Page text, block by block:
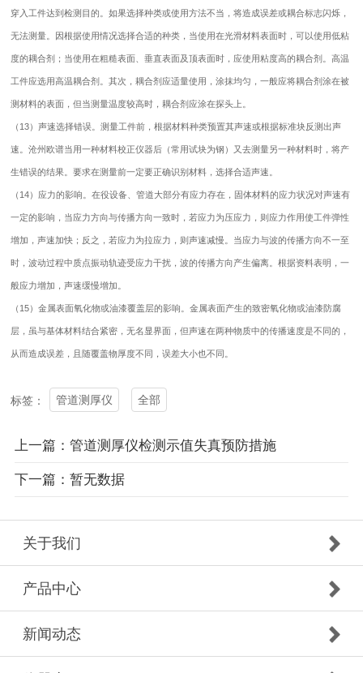
穿入工件达到检测目的。如果选择种类或使用方法不当，将造成误差或耦合标志闪烁，
无法测量。因根据使用情况选择合适的种类，当使用在光滑材料表面时，可以使用低粘
度的耦合剂；当使用在粗糙表面、垂直表面及顶表面时，应使用粘度高的耦合剂。高温
工件应选用高温耦合剂。其次，耦合剂应适量使用，涂抹均匀，一般应将耦合剂涂在被
测材料的表面，但当测量温度较高时，耦合剂应涂在探头上。
（13）声速选择错误。测量工件前，根据材料种类预置其声速或根据标准块反测出声
速。沧州欧谱当用一种材料校正仪器后（常用试块为钢）又去测量另一种材料时，将产
生错误的结果。要求在测量前一定要正确识别材料，选择合适声速。
（14）应力的影响。在役设备、管道大部分有应力存在，固体材料的应力状况对声速有
一定的影响，当应力方向与传播方向一致时，若应力为压应力，则应力作用使工件弹性
增加，声速加快；反之，若应力为拉应力，则声速减慢。当应力与波的传播方向不一至
时，波动过程中质点振动轨迹受应力干扰，波的传播方向产生偏离。根据资料表明，一
般应力增加，声速缓慢增加。
（15）金属表面氧化物或油漆覆盖层的影响。金属表面产生的致密氧化物或油漆防腐
层，虽与基体材料结合紧密，无名显界面，但声速在两种物质中的传播速度是不同的，
从而造成误差，且随覆盖物厚度不同，误差大小也不同。
标签： 管道测厚仪 全部
上一篇：管道测厚仪检测示值失真预防措施
下一篇：暂无数据
关于我们
产品中心
新闻动态